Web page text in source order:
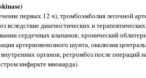
первых 12 ч), тромбоэмболия легочной
диагностических и
сердечных клапанов; хронический
артериовенозного шунта, окклюзия
органов, ретромбоз после операций
инфаркте миокарда).